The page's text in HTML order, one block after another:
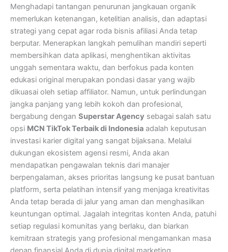
Menghadapi tantangan penurunan jangkauan organik
memerlukan ketenangan, ketelitian analisis, dan adaptasi
strategi yang cepat agar roda bisnis afiliasi Anda tetap
berputar. Menerapkan langkah pemulihan mandiri seperti
membersihkan data aplikasi, menghentikan aktivitas
unggah sementara waktu, dan berfokus pada konten
edukasi original merupakan pondasi dasar yang wajib
dikuasai oleh setiap affiliator. Namun, untuk perlindungan
jangka panjang yang lebih kokoh dan profesional,
bergabung dengan Superstar Agency sebagai salah satu
opsi MCN TikTok Terbaik di Indonesia adalah keputusan
investasi karier digital yang sangat bijaksana. Melalui
dukungan ekosistem agensi resmi, Anda akan
mendapatkan pengawalan teknis dari manajer
berpengalaman, akses prioritas langsung ke pusat bantuan
platform, serta pelatihan intensif yang menjaga kreativitas
Anda tetap berada di jalur yang aman dan menghasilkan
keuntungan optimal. Jagalah integritas konten Anda, patuhi
setiap regulasi komunitas yang berlaku, dan biarkan
kemitraan strategis yang profesional mengamankan masa